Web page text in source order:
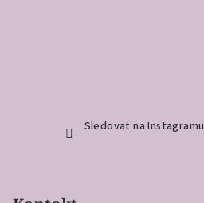
Sledovat na Instagramu